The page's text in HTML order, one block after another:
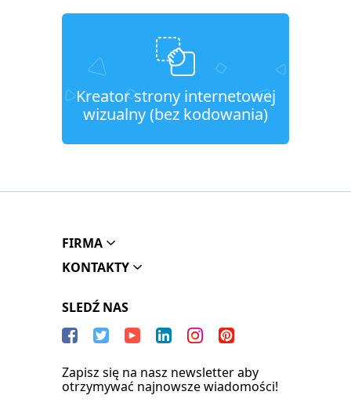
Kreator strony internetowej
wizualny (bez kodowania)
FIRMA
KONTAKTY
SLEDŹ NAS
Zapisz się na nasz newsletter aby
otrzymywać najnowsze wiadomości!